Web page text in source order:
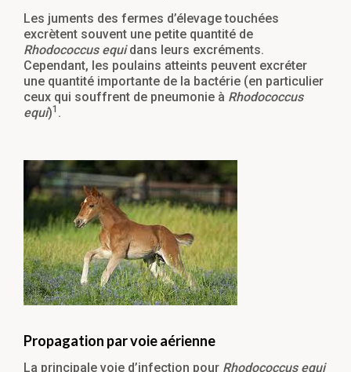
Les juments des fermes d’élevage touchées
excrètent souvent une petite quantité de
Rhodococcus equidans leurs excréments.
Cependant, les poulains atteints peuvent excréter
une quantité importante de la bactérie (en particulier
ceux qui souffrent de pneumonie à Rhodococcus
equi)1 .
Propagation par voie aérienne
La principale voie d’infection pour Rhodococcus equi